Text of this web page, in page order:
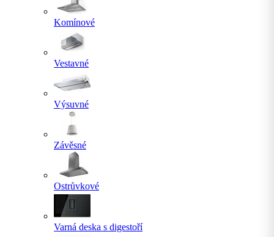
Komínové
Vestavné
Výsuvné
Závěsné
Ostrůvkové
Varná deska s digestoří